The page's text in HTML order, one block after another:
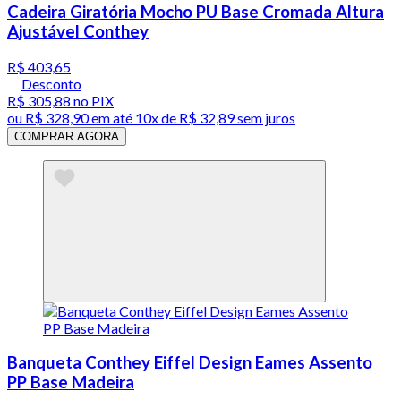
Cadeira Giratória Mocho PU Base Cromada Altura
Ajustável Conthey
R$ 403,65
Desconto
R$ 305,88 no PIX
ou R$ 328,90em até 10x de R$ 32,89 sem juros
COMPRAR AGORA
Banqueta Conthey Eiffel Design Eames Assento
PP Base Madeira